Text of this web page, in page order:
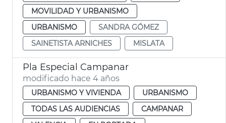
MOVILIDAD Y URBANISMO
URBANISMO
SANDRA GÓMEZ
SAINETISTA ARNICHES
MISLATA
Pla Especial Campanar
modificado hace 4 años
URBANISMO Y VIVIENDA
URBANISMO
TODAS LAS AUDIENCIAS
CAMPANAR